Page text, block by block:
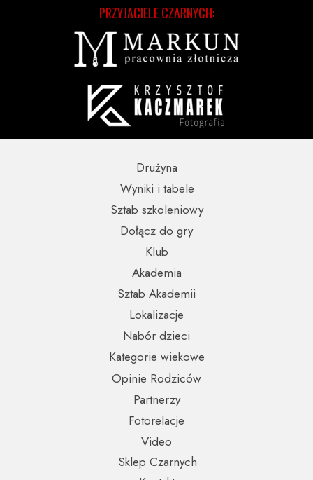
PRZYJACIELE CZARNYCH:
Partnerzy
Opinie Rodziców
Nabór dzieci
Wyniki i tabele
Sklep Czarnych
Video
Fotorelacje
Kategorie wiekowe
Lokalizacje
Sztab szkoleniowy
Sztab Akademii
Dołącz do gry
Drużyna
Akademia
Klub